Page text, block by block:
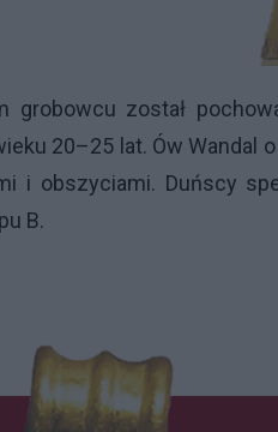
grobowcu został
20–25 lat. Ów Wandal
i obszyciami. Duńscy
B.